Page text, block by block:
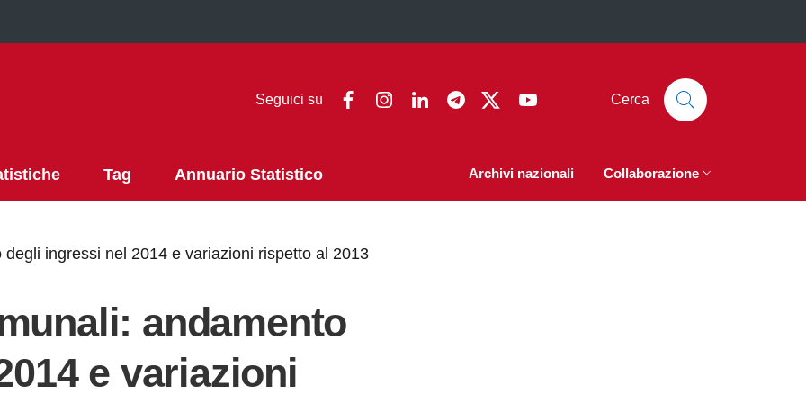
Seguici su FacebookInstagramLinkedinTelegram
Twitter Cerca
Tag Annuario Statistico Archivi nazionali Collaborazione
ingressi nel 2014 e variazioni rispetto al 2013
andamento
e variazioni